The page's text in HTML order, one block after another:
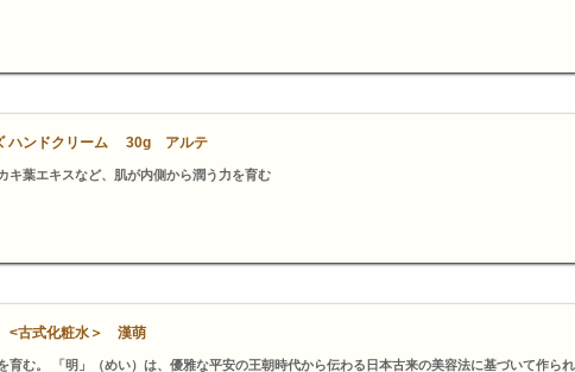
ハンドクリーム 30g アルテ
キ葉エキスなど、肌が内側から潤う力を育む
古式化粧水＞ 漢萌
育む。 「明」（めい）は、優雅な平安の王朝時代から伝わる日本古来の美容法に基づいて作ら